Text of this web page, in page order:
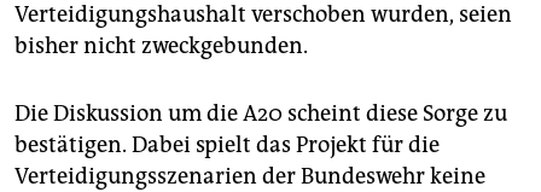
Verteidigungshaushalt verschoben wurden, seien
bisher nicht zweckgebunden.
Die Diskussion um die A20 scheint diese Sorge zu
bestätigen. Dabei spielt das Projekt für die
Verteidigungsszenarien der Bundeswehr keine